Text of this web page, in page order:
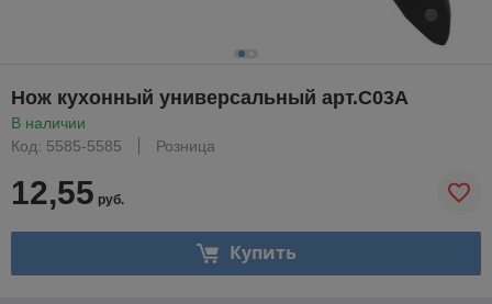
Нож кухонный универсальный арт.С03А
В наличии
Код: 5585-5585
Розница
12,55 руб.
Купить